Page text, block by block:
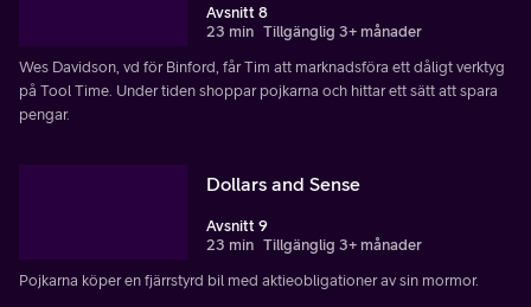
Avsnitt 8
23 min Tillgänglig 3+ månader
Wes Davidson, vd för Binford, får Tim att marknadsföra ett dåligt verktyg
på Tool Time. Under tiden shoppar pojkarna och hittar ett sätt att spara
pengar.
Dollars and Sense
Avsnitt 9
23 min Tillgänglig 3+ månader
Pojkarna köper en fjärrstyrd bil med aktieobligationer av sin mormor.